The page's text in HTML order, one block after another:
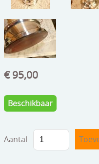
glaswerk
lamp/luchter
speelgoed
klokken
spiegels
boeken
€ 95,00
Beschikbaar
Aantal